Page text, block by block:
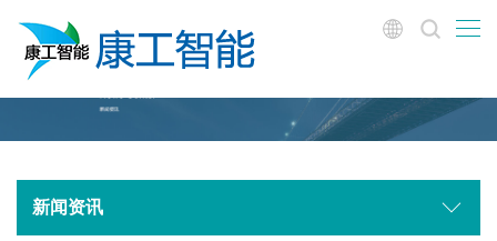
新闻资讯